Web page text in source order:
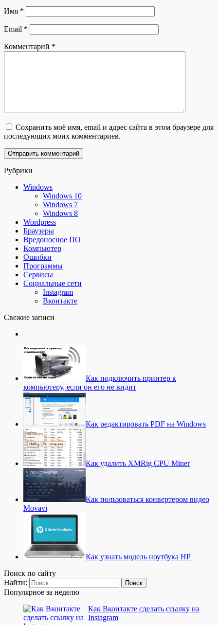
Имя *
Email *
Комментарий *
Сохранить моё имя, email и адрес сайта в этом браузере для
последующих моих комментариев.
Рубрики
Windows
Windows 10
Windows 7
Windows 8
Wordpress
Браузеры
Вредоносное ПО
Компьютер
Ошибки
Программы
Сервисы
Социальные сети
Instagram
Вконтакте
Свежие записи
Как подключить принтер к
компьютеру, если он его не видит
Как редактировать PDF на Windows
Как удалить XMRig CPU Miner
Как пользоваться конвертером видео
Movavi
Как узнать модель ноутбука HP
Поиск по сайту
Найти:
Популярное за неделю
Как Вконтакте сделать ссылку на
Instagram